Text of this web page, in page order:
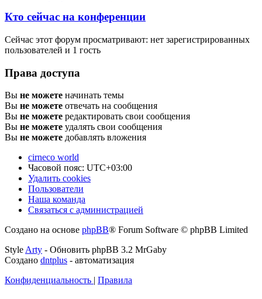
Кто сейчас на конференции
Сейчас этот форум просматривают: нет зарегистрированных
пользователей и 1 гость
Права доступа
Вы не можете начинать темы
Вы не можете отвечать на сообщения
Вы не можете редактировать свои сообщения
Вы не можете удалять свои сообщения
Вы не можете добавлять вложения
cirneco world
Часовой пояс: UTC+03:00
Удалить cookies
Пользователи
Наша команда
Связаться с администрацией
Создано на основе phpBB® Forum Software © phpBB Limited
StyleArty - Обновить phpBB 3.2 MrGaby
Создано dntplus - автоматизация
Конфиденциальность
Правила